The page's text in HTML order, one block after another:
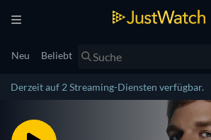
Neu Beliebt
Derzeit auf 2 Streaming-Diensten verfügbar.